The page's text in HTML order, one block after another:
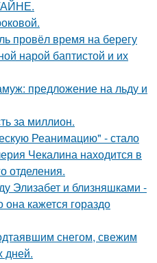
провёл время на берегу
нарой баптистой и их
предложение на льду и
за миллион.
Реанимацию" - стало
Чекалина находится в
отделения.
Элизабет и близняшками -
она кажется гораздо
снегом, свежим
дней.